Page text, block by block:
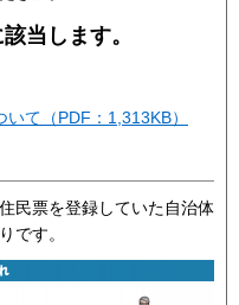
当します。
て（PDF：1,313KB）
民票を登録していた自治体
です。